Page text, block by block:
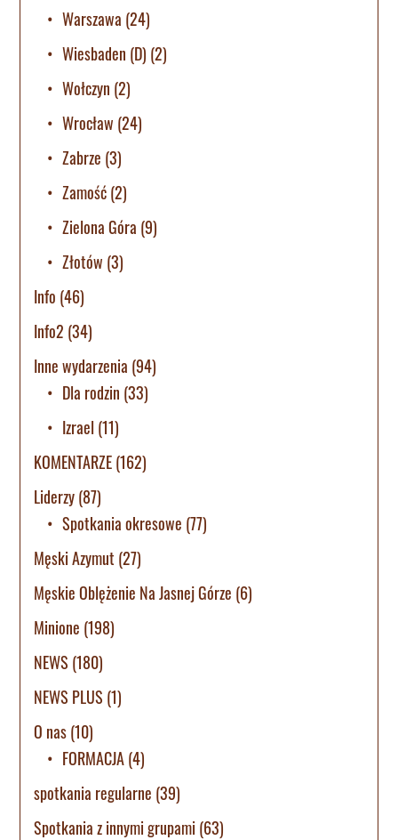
Warszawa (24)
Wiesbaden (D) (2)
Wołczyn (2)
Wrocław (24)
Zabrze (3)
Zamość(2)
Zielona Góra (9)
Złotów (3)
Info (46)
Info2 (34)
Inne wydarzenia (94)
Dla rodzin (33)
Izrael (11)
KOMENTARZE(162)
Liderzy(87)
Spotkania okresowe (77)
Męski Azymut (27)
Męskie Oblężenie Na Jasnej Górze (6)
Minione (198)
NEWS (180)
NEWS PLUS (1)
O nas(10)
FORMACJA(4)
spotkania regularne (39)
Spotkania z innymi grupami (63)